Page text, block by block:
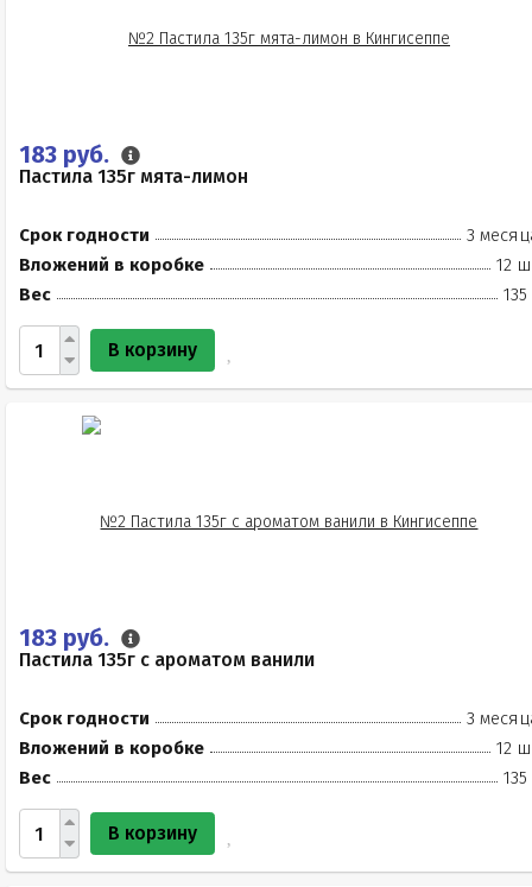
183 руб.
Пастила 135г мята-лимон
Срок годности
3
Вложений в коробке
12
Вес
135
В корзину
183 руб.
Пастила 135г с ароматом ванили
Срок годности
3
Вложений в коробке
12
Вес
135
В корзину